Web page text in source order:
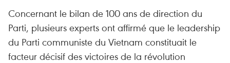
Concernant le bilan de 100 ans de direction du
Parti, plusieurs experts ont affirmé que le leadership
du Parti communiste du Vietnam constituait le
facteur décisif des victoires de la révolution